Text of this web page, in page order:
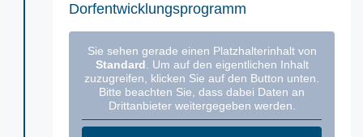
Dorfentwicklungsprogramm
Sie sehen gerade einen Platzhalterinhalt von
Standard. Um auf den eigentlichen Inhalt
zuzugreifen, klicken Sie auf den Button unten.
Bitte beachten Sie, dass dabei Daten an
Drittanbieter weitergegeben werden.